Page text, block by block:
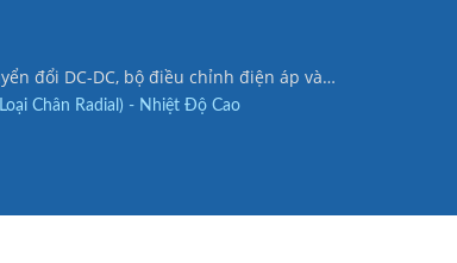
đổi DC-DC, bộ điều chỉnh điện áp và
Chân Radial) - Nhiệt Độ Cao